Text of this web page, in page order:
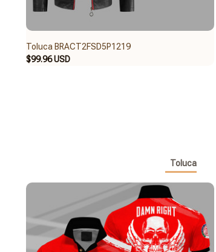
Toluca BRACT2FSD5P1219
$99.96 USD
Toluca